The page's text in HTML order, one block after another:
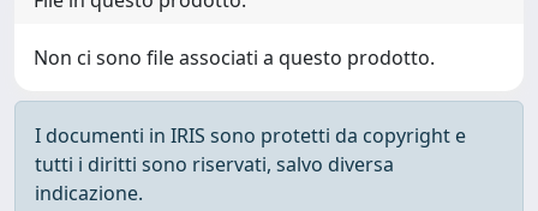
Non ci sono file associati a questo prodotto.
I documenti in IRIS sono protetti da copyright e
tutti i diritti sono riservati, salvo diversa
indicazione.